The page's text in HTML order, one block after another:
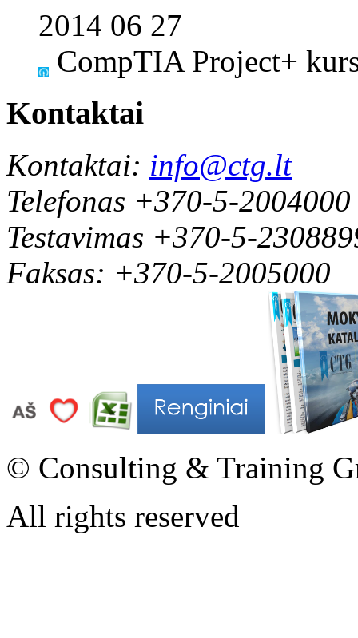
2014 06 27
CompTIA Project+
Kontaktai
Kontaktai: info@ctg.lt
Telefonas +370-5-2004000
Testavimas +370-5-
Faksas: +370-5-2005000
© Consulting & Training
All rights reserved